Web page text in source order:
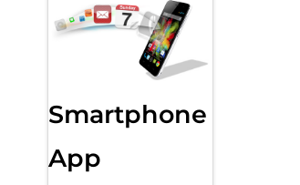
Smartphone
App